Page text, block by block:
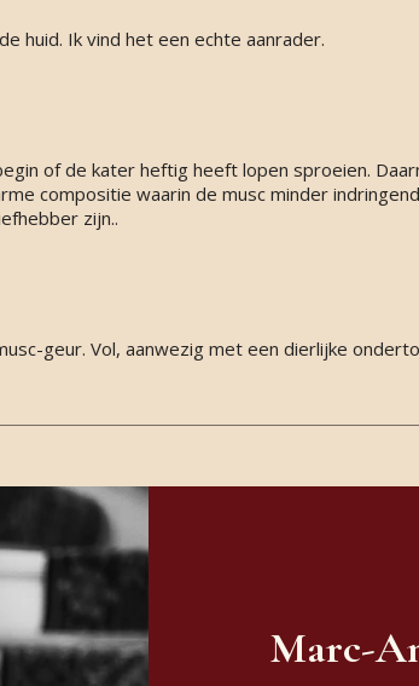
huid. Ik vind het een echte aanrader.
of de kater heftig heeft lopen sproeien.
compositie waarin de musc minder
zijn..
geur. Vol, aanwezig met een dierlijke
Marc-